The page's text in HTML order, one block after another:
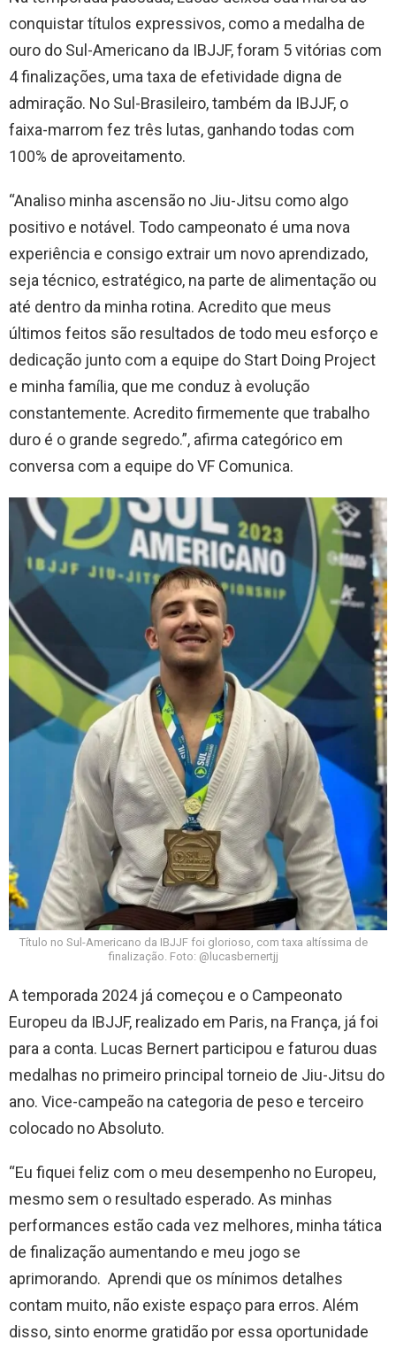
conquistar títulos expressivos, como a medalha de
ouro do Sul-Americano da IBJJF, foram 5 vitórias com
4 finalizações, uma taxa de efetividade digna de
admiração. No Sul-Brasileiro, também da IBJJF, o
faixa-marrom fez três lutas, ganhando todas com
100% de aproveitamento.
“Analiso minha ascensão no Jiu-Jitsu como algo
positivo e notável. Todo campeonato é uma nova
experiência e consigo extrair um novo aprendizado,
seja técnico, estratégico, na parte de alimentação ou
até dentro da minha rotina. Acredito que meus
últimos feitos são resultados de todo meu esforço e
dedicação junto com a equipe do Start Doing Project
e minha família, que me conduz à evolução
constantemente. Acredito firmemente que trabalho
duro é o grande segredo.”, afirma categórico em
conversa com a equipe do VF Comunica.
Título no Sul-Americano da IBJJF foi glorioso, com taxa altíssima de
finalização. Foto: @lucasbernertjj
A temporada 2024 já começou e o Campeonato
Europeu da IBJJF, realizado em Paris, na França, já foi
para a conta. Lucas Bernert participou e faturou duas
medalhas no primeiro principal torneio de Jiu-Jitsu do
ano. Vice-campeão na categoria de peso e terceiro
colocado no Absoluto.
“Eu fiquei feliz com o meu desempenho no Europeu,
mesmo sem o resultado esperado. As minhas
performances estão cada vez melhores, minha tática
de finalização aumentando e meu jogo se
aprimorando. Aprendi que os mínimos detalhes
contam muito, não existe espaço para erros. Além
disso, sinto enorme gratidão por essa oportunidade